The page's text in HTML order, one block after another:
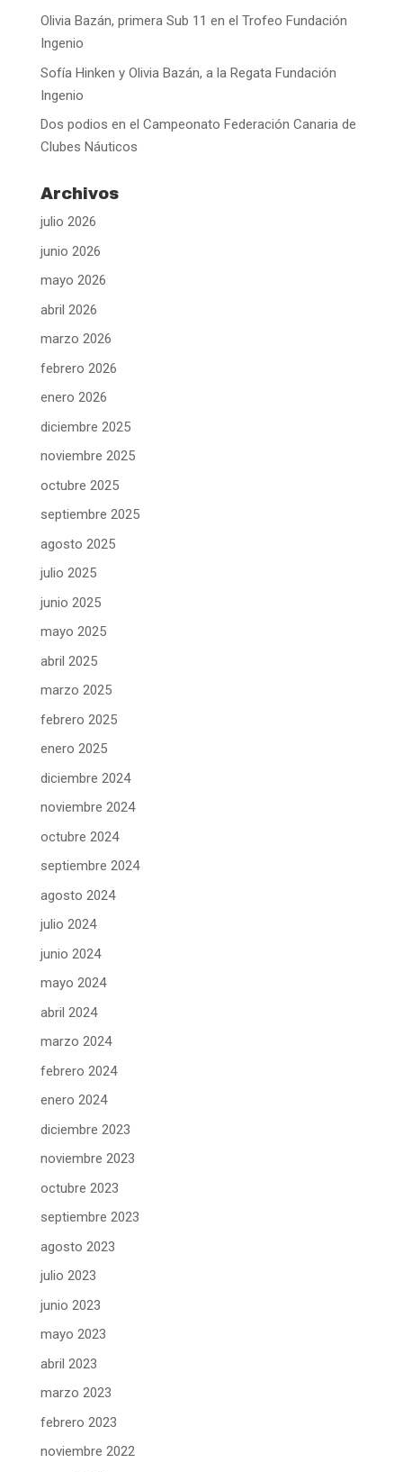
Olivia Bazán, primera Sub 11 en el Trofeo Fundación
Ingenio
Sofía Hinken y Olivia Bazán, a la Regata Fundación
Ingenio
Dos podios en el Campeonato Federación Canaria de
Clubes Náuticos
Archivos
julio 2026
junio 2026
mayo 2026
abril 2026
marzo 2026
febrero 2026
enero 2026
diciembre 2025
noviembre 2025
octubre 2025
septiembre 2025
agosto 2025
julio 2025
junio 2025
mayo 2025
abril 2025
marzo 2025
febrero 2025
enero 2025
diciembre 2024
noviembre 2024
octubre 2024
septiembre 2024
agosto 2024
julio 2024
junio 2024
mayo 2024
abril 2024
marzo 2024
febrero 2024
enero 2024
diciembre 2023
noviembre 2023
octubre 2023
septiembre 2023
agosto 2023
julio 2023
junio 2023
mayo 2023
abril 2023
marzo 2023
febrero 2023
noviembre 2022